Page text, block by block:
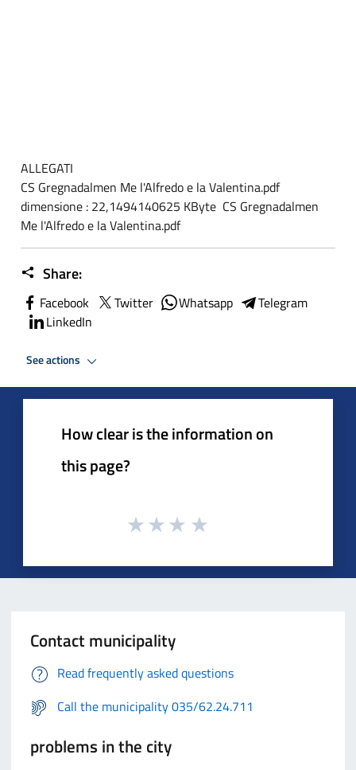
ALLEGATI
CS Gregnadalmen Me l'Alfredo e la Valentina.pdf
dimensione : 22,1494140625 KByte CS Gregnadalmen
Me l'Alfredo e la Valentina.pdf
Share:
Facebook Twitter Whatsapp
Telegram
LinkedIn
See actions
How clear is the information on
this page?
Contact municipality
Read frequently asked questions
Call the municipality 035/62.24.711
problems in the city